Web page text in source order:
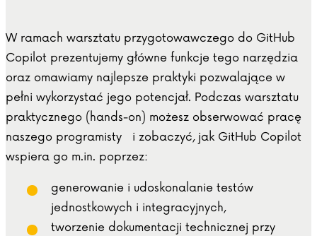
W ramach warsztatu przygotowawczego do GitHub
Copilot prezentujemy główne funkcje tego narzędzia
oraz omawiamy najlepsze praktyki pozwalające w
pełni wykorzystać jego potencjał. Podczas warsztatu
praktycznego (hands-on) możesz obserwować pracę
naszego programisty i zobaczyć, jak GitHub Copilot
wspiera go m.in. poprzez:
generowanie i udoskonalanie testów
jednostkowych i integracyjnych,
tworzenie dokumentacji technicznej przy